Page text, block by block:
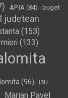
APIA (84)
buget
judetean
(153)
(133)
(96) ISU
Marian Pavel